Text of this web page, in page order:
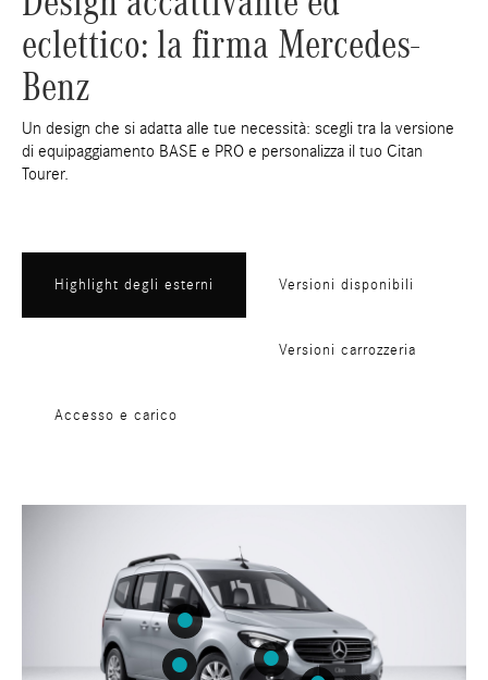
eclettico: la firma Mercedes-
Benz
Un design che si adatta alle tue necessità: scegli tra la versione
di equipaggiamento BASE e PRO e personalizza il tuo Citan
Tourer.
Highlight degli esterni Versioni disponibili
Versioni carrozzeria
Accesso e carico